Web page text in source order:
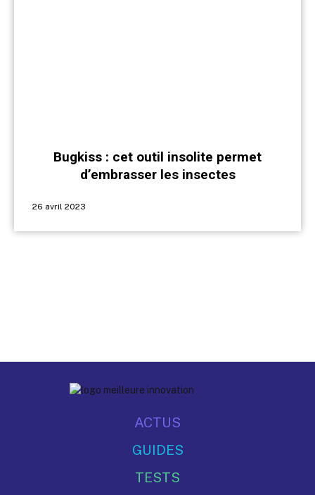
Bugkiss : cet outil insolite permet
d’embrasser les insectes
26 avril 2023
ACTUS
GUIDES
TESTS